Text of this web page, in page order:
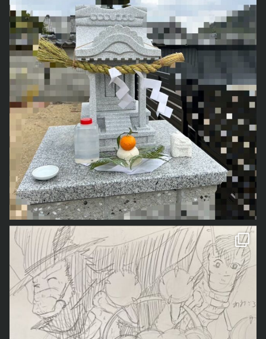
なので、いくつかハロウィンイベントに参加してきました
くろべぇ
がハロウィンの